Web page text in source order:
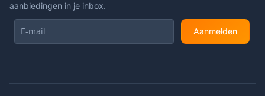
aanbiedingen in je inbox.
Aanmelden